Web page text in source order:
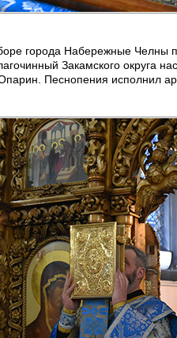
города Набережные Челны
Закамского округа
Песнопения исполнил